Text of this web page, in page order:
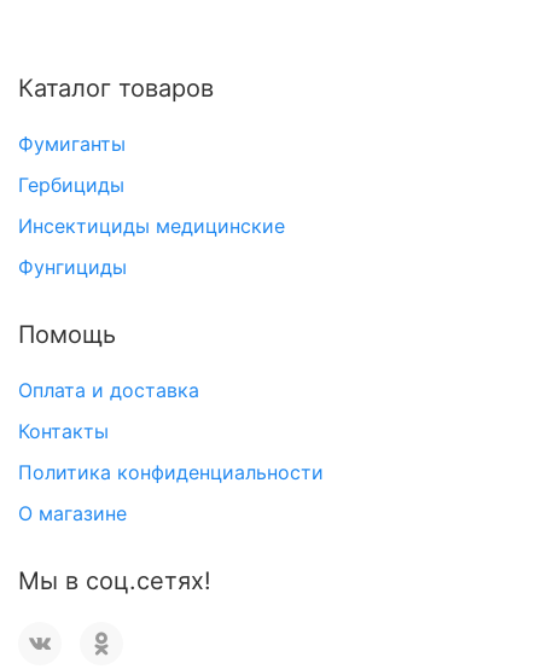
Каталог товаров
Фумиганты
Гербициды
Инсектициды медицинские
Фунгициды
Помощь
Оплата и доставка
Контакты
Политика конфиденциальности
О магазине
Мы в соц.сетях!